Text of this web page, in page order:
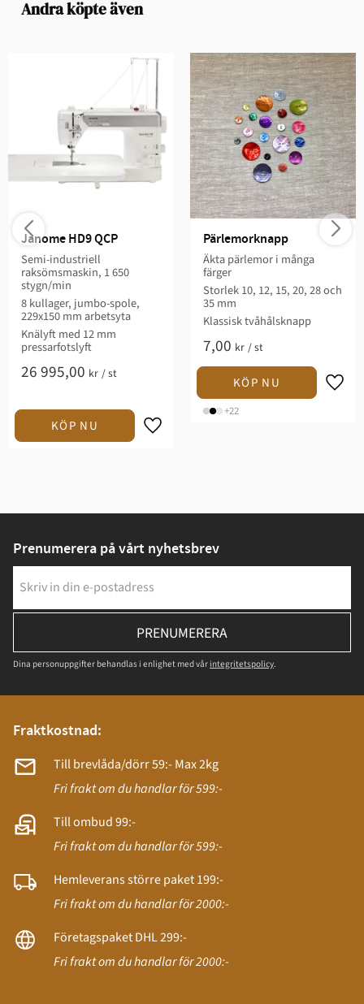
Andra köpte även
Janome HD9 QCP
Semi-industriell
raksömsmaskin, 1 650
stygn/min
8 kullager, jumbo-spole,
229x150 mm arbetsyta
Knälyft med 12 mm
pressarfotslyft
26 995,00 kr /st
Pärlemorknapp
Äkta pärlemor i många
färger
Storlek 10, 12, 15, 20, 28 och
35 mm
Klassisk tvåhålsknapp
7,00 kr /st
+22
Prenumerera på vårt nyhetsbrev
PRENUMERERA
Dina personuppgifter behandlas i enlighet med vår integritetspolicy.
Fraktkostnad:
Till brevlåda/dörr 59:- Max 2kg
Fri frakt om du handlar för 599:-
Till ombud 99:-
Fri frakt om du handlar för 599:-
Hemleverans större paket 199:-
Fri frakt om du handlar för 2000:-
Företagspaket DHL 299:-
Fri frakt om du handlar för 2000:-